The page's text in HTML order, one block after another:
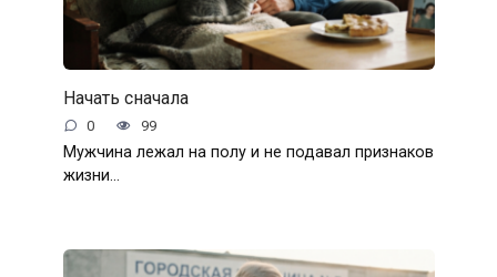
Начать сначала
0 99
Мужчина лежал на полу и не подавал признаков
жизни…